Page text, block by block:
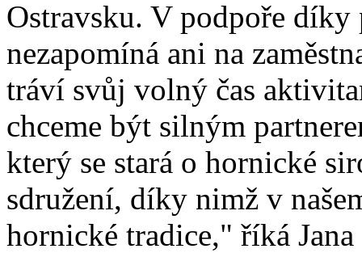
Ostravsku. V podpoře díky
nezapomíná ani na
tráví svůj volný čas
chceme být silným
který se stará o hornické
sdružení, díky nimž v
hornické tradice," říká